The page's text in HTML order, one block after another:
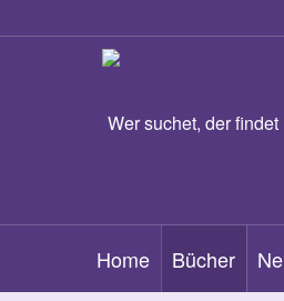
Wer suchet, der findet
Home Bücher